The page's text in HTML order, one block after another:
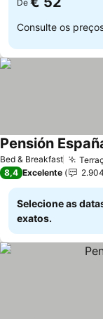
De
Consulte os
Bed & Breakfast
Pensión
8,4 Excelente 2.904
Selecione as
exatos.